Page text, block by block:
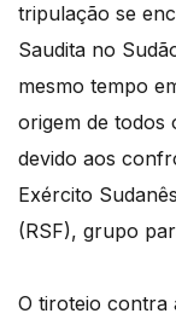
tripulação se
Saudita no
mesmo tempo
origem de todos
devido aos
Exército
(RSF), grupo
O tiroteio contra